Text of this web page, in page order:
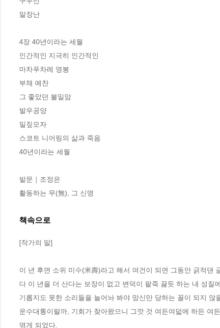
말장난
4장 40년이라는 세월
인간적인 지극히 인간적인
마차푸차레 영봉
부채 예찬
그 좋았던 불일암
발우공양
밀짚모자
스코트 니어링의 삶과 죽음
40년이라는 세월
발문｜조정은
활동하는 무(無), 그 신명
책속으로
[작가의 말]
이 년 후면 소위 미수(米壽)라고 해서 여건이 되면 그동안 긁적댄
다 이 년을 더 산다는 보장이 없고 변덕이 팥죽 끓듯 하는 내 성
기롭지도 못한 소리들을 늘어놔 봐야 망신만 당하는 꼴이 되지
운수대통이랄까, 기회가 찾아왔으니 그깟 것 여든여덟에 하든 여
엮게 되었다.